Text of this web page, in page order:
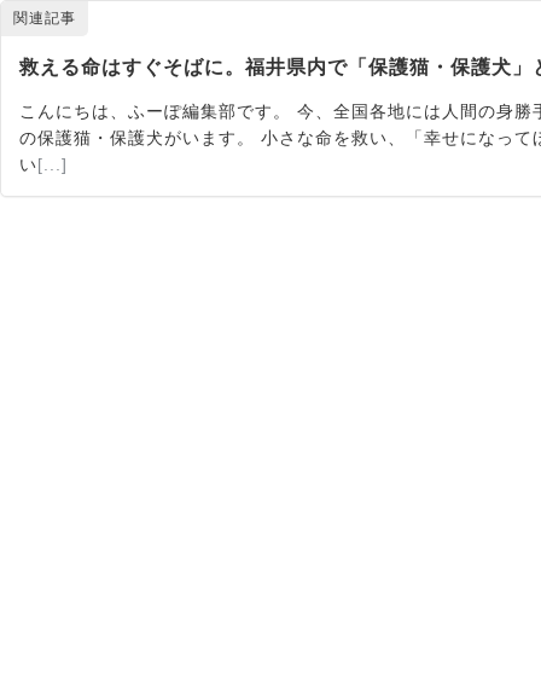
関連記事
救える命はすぐそばに。福井県内で「保護猫・保護犬
こんにちは、ふーぽ編集部です。 今、全国各地には人間の身
の保護猫・保護犬がいます。 小さな命を救い、「幸せになっ
い[...]